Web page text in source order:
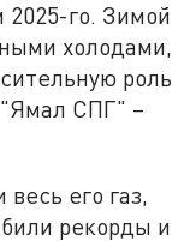
го. Зимой
холодами,
роль
"Ямал СПГ" –
его газ,
рекорды и